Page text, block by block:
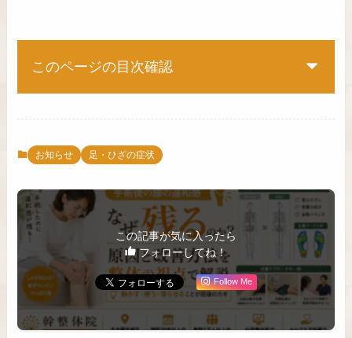
このページの目次確認
お知らせ 足・ひざの症状
この記事が気に入ったら
フォローしてね！
Follow Me